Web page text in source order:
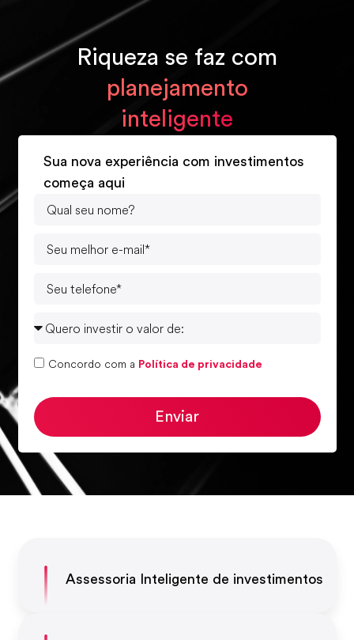
Riqueza se faz com
planejamento
inteligente
Sua nova experiência com investimentos
começa aqui
Concordo com a Política de privacidade
Enviar
Assessoria Inteligente de investimentos